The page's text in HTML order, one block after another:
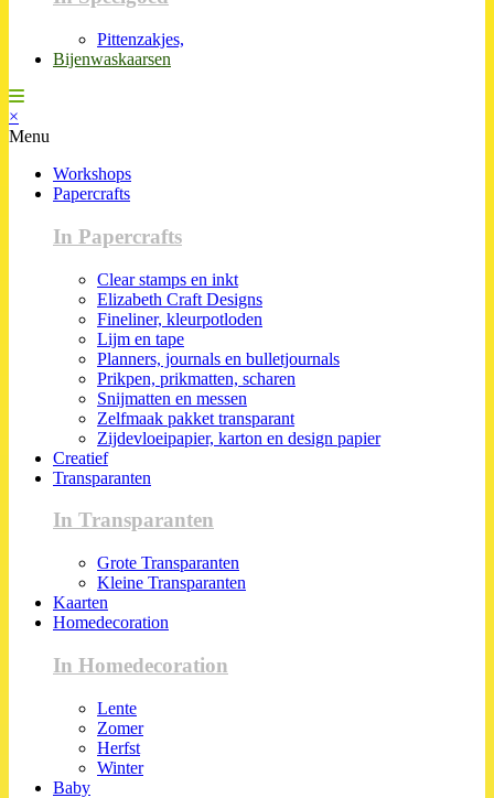
Pittenzakjes,
Bijenwaskaarsen
×
Menu
Workshops
Papercrafts
In Papercrafts
Clear stamps en inkt
Elizabeth Craft Designs
Fineliner, kleurpotloden
Lijm en tape
Planners, journals en bulletjournals
Prikpen, prikmatten, scharen
Snijmatten en messen
Zelfmaak pakket transparant
Zijdevloeipapier, karton en design papier
Creatief
Transparanten
In Transparanten
Grote Transparanten
Kleine Transparanten
Kaarten
Homedecoration
In Homedecoration
Lente
Zomer
Herfst
Winter
Baby